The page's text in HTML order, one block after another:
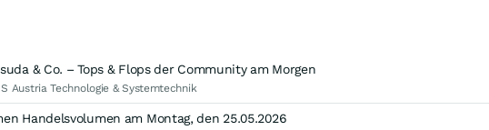
& Co. – Tops & Flops der Community am Morgen
S Austria Technologie & Systemtechnik
Handelsvolumen am Montag, den 25.05.2026